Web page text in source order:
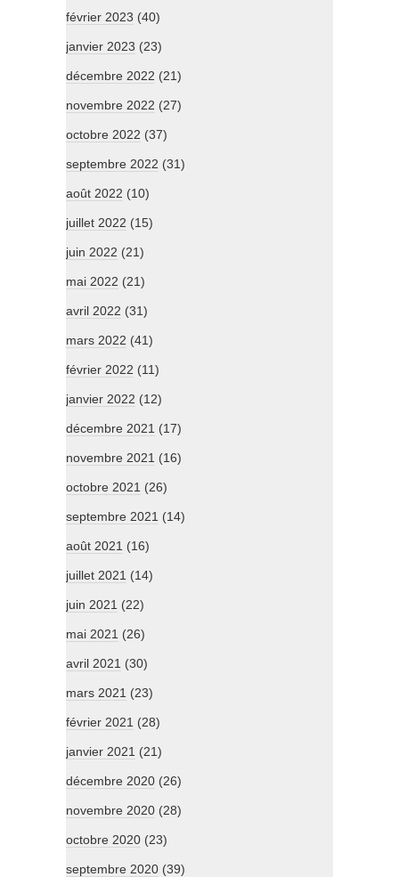
février 2023 (40)
janvier 2023 (23)
décembre 2022 (21)
novembre 2022 (27)
octobre 2022 (37)
septembre 2022 (31)
août 2022 (10)
juillet 2022 (15)
juin 2022 (21)
mai 2022 (21)
avril 2022 (31)
mars 2022 (41)
février 2022 (11)
janvier 2022 (12)
décembre 2021 (17)
novembre 2021 (16)
octobre 2021 (26)
septembre 2021 (14)
août 2021 (16)
juillet 2021 (14)
juin 2021 (22)
mai 2021 (26)
avril 2021 (30)
mars 2021 (23)
février 2021 (28)
janvier 2021 (21)
décembre 2020 (26)
novembre 2020 (28)
octobre 2020 (23)
septembre 2020 (39)